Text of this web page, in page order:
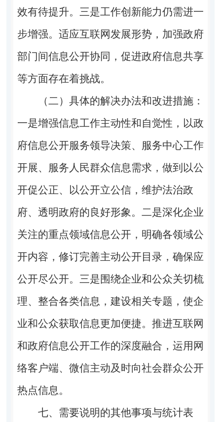
效有待提升。 三是工作创新能力仍需进一
步增强。适应互联网发展形势，加强政府
部门间信息公开协同，促进政府信息共享
等方面存在着挑战。
（二）具体的解决办法和改进措施：
一是增强信息工作主动性和自觉性，以政
府信息公开服务领导决策、服务中心工作
开展、服务人民群众信息需求，做到以公
开促公正、以公开立公信，维护法治政
府、透明政府的良好形象。 二是深化企业
关注的重点领域信息公开，明确各领域公
开内容，修订完善主动公开目录，确保应
公开尽公开。 三是围绕企业和公众关切梳
理、整合各类信息，建设相关专题，使企
业和公众获取信息更加便捷。推进互联网
和政府信息公开工作的深度融合，运用网
络客户端、微信主动及时向社会群众公开
热点信息。
七、需要说明的其他事项与统计表